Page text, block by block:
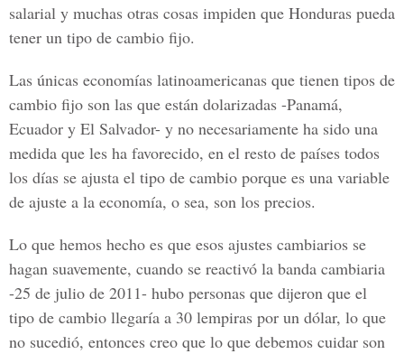
salarial y muchas otras cosas impiden que Honduras pueda
tener un tipo de cambio fijo.
Las únicas economías latinoamericanas que tienen tipos de
cambio fijo son las que están dolarizadas -Panamá,
Ecuador y El Salvador- y no necesariamente ha sido una
medida que les ha favorecido, en el resto de países todos
los días se ajusta el tipo de cambio porque es una variable
de ajuste a la economía, o sea, son los precios.
Lo que hemos hecho es que esos ajustes cambiarios se
hagan suavemente, cuando se reactivó la banda cambiaria
-25 de julio de 2011- hubo personas que dijeron que el
tipo de cambio llegaría a 30 lempiras por un dólar, lo que
no sucedió, entonces creo que lo que debemos cuidar son